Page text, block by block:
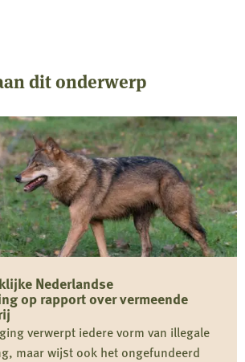
dit onderwerp
Nederlandse
op rapport over vermeende
verwerpt iedere vorm van illegale
maar wijst ook het ongefundeerd